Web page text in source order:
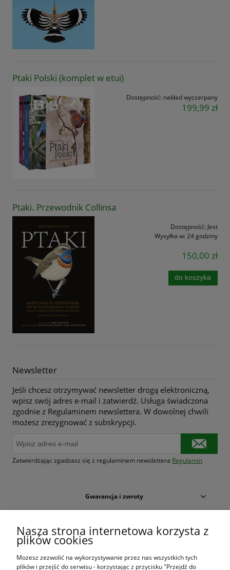
Ptaki Polski (komplet w etui)
Dostępność: nakład wyczerpany
199,99 zł
Ptaki. Przewodnik Collinsa
Dostępność: Jest
Wysyłka w: 24 godziny
150,00 zł
do koszyka
Newsletter
Jeśli chcesz otrzymywać newsletter drogą elektroniczną,
wpisz swój adres e-mail i zatwierdź. Usługa świadczona
zgodnie z Regulaminem newslettera. W dowolnej chwili
możesz zrezygnować z subskrypcji.
Zatwierdzając zgadzasz się z regulaminem newslettera Regulamin
Gwarancja i zwroty
Nasza strona internetowa korzysta z
plików cookies
Możesz zezwolić na wykorzystywanie przez nas wszystkich tych
plików i przejść do serwisu - korzystając z przycisku "Przejdź do